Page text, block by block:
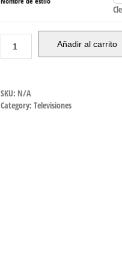
Añadir al carrito
SKU: N/A
Category: Televisiones